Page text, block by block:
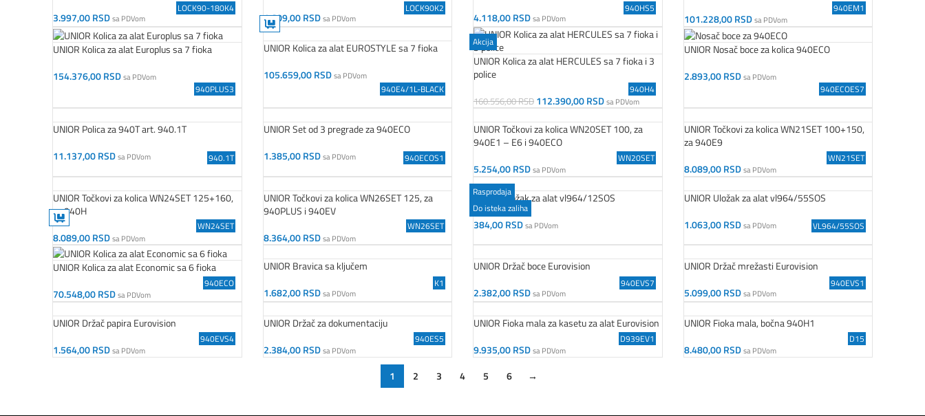
3.997,00RSDsa PDVom
Dodaj U Korpu
LOCK90-180K4
1.609,00RSD sa PDVom
Dodaj U Korpu
LOCK90K2
4.118,00RSDsa PDVom
Dodaj U Korpu
940HS5
101.228,00RSD sa PDVom
Dodaj U Korpu
940EM1
UNIOR Kolica za alat Europlus sa 7 fioka
154.376,00RSDsa PDVom
940PLUS3
UNIOR Kolica za alat EUROSTYLE sa 7 fioka
105.659,00RSD sa PDVom
940E4/1L-BLACK
Akcija
UNIOR Kolica za alat HERCULES sa 7 fioka i 3
police
160.556,00RSD 112.390,00RSDsa PDVom
Dodaj U Korpu
940H4
UNIOR Nosač boce za kolica 940ECO
2.893,00RSD sa PDVom
940ECOES7
UNIOR Polica za 940T art. 940.1T
11.137,00RSDsa PDVom 940.1T
UNIOR Set od 3 pregrade za 940ECO
1.385,00RSD sa PDVom 940ECOS1
UNIOR Točkovi za kolica WN20SET 100, za
940E1 – E6 i 940ECO
5.254,00RSDsa PDVom
Dodaj U Korpu
WN20SET
UNIOR Točkovi za kolica WN21SET 100+150,
za 940E9
8.089,00RSD sa PDVom
Dodaj U Korpu
WN21SET
UNIOR Točkovi za kolica WN24SET 125+160,
za 940H
8.089,00RSDsa PDVom
Dodaj U Korpu
WN24SET
UNIOR Točkovi za kolica WN26SET 125, za
940PLUS i 940EV
8.364,00RSD sa PDVom
Dodaj U Korpu
WN26SET
Rasprodaja
Do isteka zaliha
UNIOR Uložak za alat vl964/12SOS
384,00RSDsa PDVom
UNIOR Uložak za alat vl964/55SOS
1.063,00RSD sa PDVom VL964/55SOS
UNIOR Kolica za alat Economic sa 6 fioka
70.548,00RSDsa PDVom
Dodaj U Korpu
940ECO
UNIOR Bravica sa ključem
1.682,00RSD sa PDVom
Dodaj U Korpu
K1
UNIOR Držač boce Eurovision
2.382,00RSDsa PDVom
Dodaj U Korpu
940EVS7
UNIOR Držač mrežasti Eurovision
5.099,00RSD sa PDVom
Dodaj U Korpu
940EVS1
UNIOR Držač papira Eurovision
1.564,00RSDsa PDVom
Dodaj U Korpu
940EVS4
UNIOR Držač za dokumentaciju
2.384,00RSD sa PDVom
Dodaj U Korpu
940ES5
UNIOR Fioka mala za kasetu za alat Eurovision
9.935,00RSDsa PDVom
Dodaj U Korpu
D939EV1
UNIOR Fioka mala, bočna 940H1
8.480,00RSD sa PDVom
Dodaj U Korpu
D15
1 2 3 4 5 6 →